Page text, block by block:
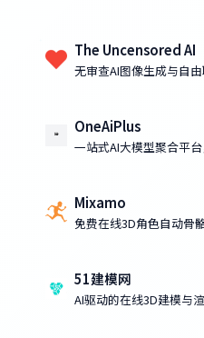
The Uncensored AI
无审查AI图像生成与自
OneAiPlus
一站式AI大模型聚合平
Mixamo
免费在线3D角色自动骨
51建模网
AI驱动的在线3D建模与